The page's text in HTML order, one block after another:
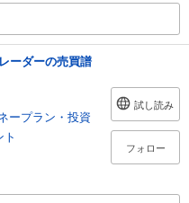
ーダーの売買譜
ープラン・投資
試し読み
フォロー